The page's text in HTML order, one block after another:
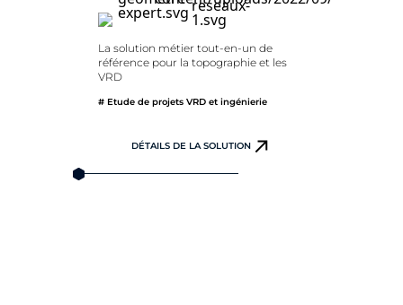
La solution métier tout-en-un de
référence pour la topographie et les
VRD
# Etude de projets VRD et ingénierie
DÉTAILS DE LA SOLUTION